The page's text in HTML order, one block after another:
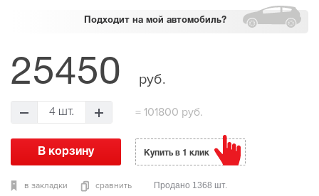
Подходит на мой автомобиль?
25450 руб.
4 шт. = 101800 руб.
в закладки сравнить
Купить в 1 клик
Продано 1368 шт.